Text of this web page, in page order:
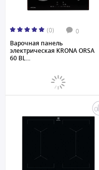
(0) 0
Варочная панель
электрическая KRONA ORSA
60 BL...